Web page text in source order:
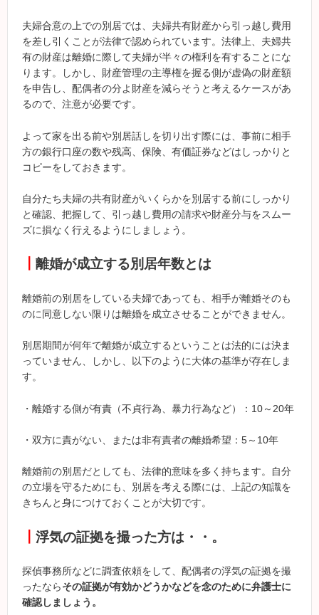
夫婦合意の上での別居では、夫婦共有財産から引っ越し費用
を差し引くことが法律で認められています。法律上、夫婦共
有の財産は離婚に際して夫婦が半々の権利を有することにな
ります。しかし、財産管理の主導権を握る側が虚偽の財産額
を申告し、配偶者の分よ財産を減らそうと考えるケースがあ
るので、注意が必要です。
よって家を出る前や別居話しを切り出す際には、事前に相手
方の銀行口座の数や残高、保険、有価証券などはしっかりと
コピーをしておきます。
自分たち夫婦の共有財産がいくらかを別居する前にしっかり
と確認、把握して、引っ越し費用の請求や財産分与をスムー
ズに損なく行えるようにしましょう。
離婚が成立する別居年数とは
離婚前の別居をしている夫婦であっても、相手が離婚そのも
のに同意しない限りは離婚を成立させることができません。
別居期間が何年で離婚が成立するということは法的には決ま
っていません、しかし、以下のように大体の基準が存在しま
す。
・離婚する側が有責（不貞行為、暴力行為など）： 10～ 20年
・双方に責がない、または非有責者の離婚希望： 5～ 10年
離婚前の別居だとしても、法律的意味を多く持ちます。自分
の立場を守るためにも、別居を考える際には、上記の知識を
きちんと身につけておくことが大切です。
浮気の証拠を撮った方は・・。
探偵事務所などに調査依頼をして、配偶者の浮気の証拠を撮
ったならその証拠が有効かどうかなどを念のために弁護士に
確認しましょう。